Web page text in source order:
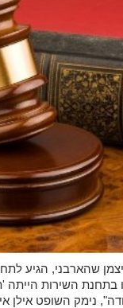
שהארבני, הגיע
בתחנת השירות הייתה
נימק השופט